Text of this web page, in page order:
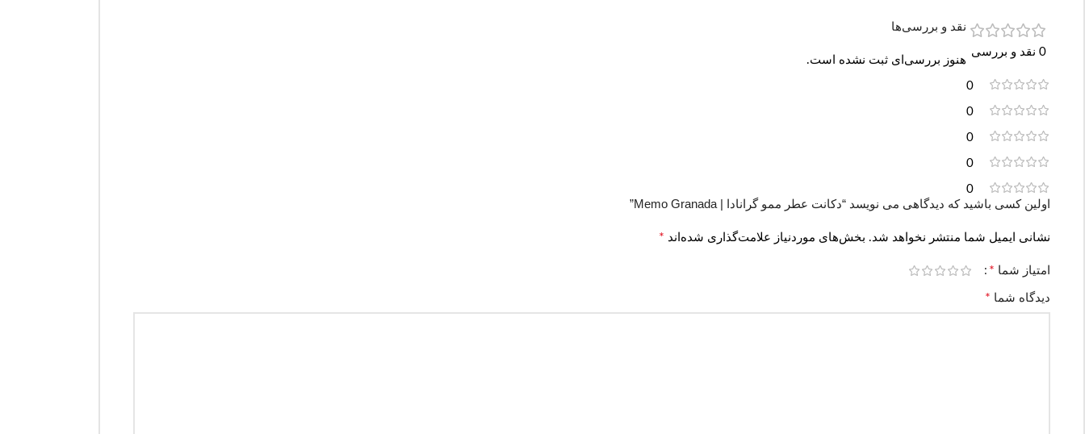
0 نقد و بررسی
0
0
0
0
0
نقد و بررسی‌ها
هنوز بررسی‌ای ثبت نشده است.
اولین کسی باشید که دیدگاهی می نویسد “دکانت عطر ممو گرانادا | Memo Granada”
نشانی ایمیل شما منتشر نخواهد شد. بخش‌های موردنیاز علامت‌گذاری شده‌اند *
امتیاز شما *
دیدگاه شما *